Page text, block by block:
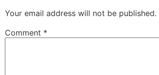
Your email address will not be published.
Comment *